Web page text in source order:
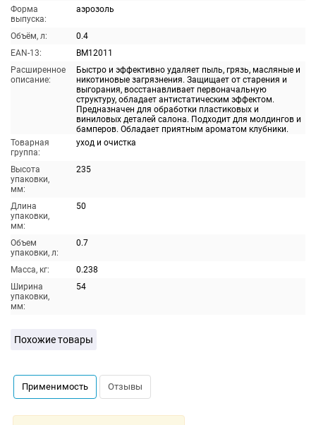
Форма
выпуска:
аэрозоль
Объём, л:
0.4
EAN-13:
BM12011
Расширенное
описание:
Быстро и эффективно удаляет пыль, грязь, масляные и
никотиновые загрязнения. Защищает от старения и
выгорания, восстанавливает первоначальную
структуру, обладает антистатическим эффектом.
Предназначен для обработки пластиковых и
виниловых деталей салона. Подходит для молдингов и
бамперов. Обладает приятным ароматом клубники.
Товарная
группа:
уход и очистка
Высота
упаковки,
мм:
235
Длина
упаковки,
мм:
50
Объем
упаковки, л:
0.7
Масса, кг:
0.238
Ширина
упаковки,
мм:
54
Похожие товары
Применимость Отзывы